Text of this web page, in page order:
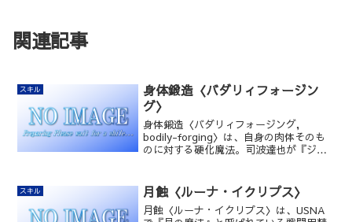
関連記事
スキル
身体鍛造〈バダリィフォージン
グ〉
身体鍛造〈バダリィフォージング，
bodily-forging〉は、自身の肉体そのも
のに対する硬化魔法。司波達也が『ジー
スキル 月蝕〈ルーナ・イクリプス〉
月蝕〈ルーナ・イクリプス〉は、USNA